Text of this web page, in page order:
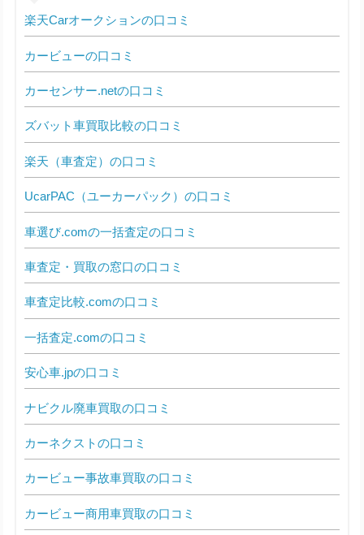
楽天Carオークションの口コミ
カービューの口コミ
カーセンサー.netの口コミ
ズバット車買取比較の口コミ
楽天（車査定）の口コミ
UcarPAC（ユーカーパック）の口コミ
車選び.comの一括査定の口コミ
車査定・買取の窓口の口コミ
車査定比較.comの口コミ
一括査定.comの口コミ
安心車.jpの口コミ
ナビクル廃車買取の口コミ
カーネクストの口コミ
カービュー事故車買取の口コミ
カービュー商用車買取の口コミ